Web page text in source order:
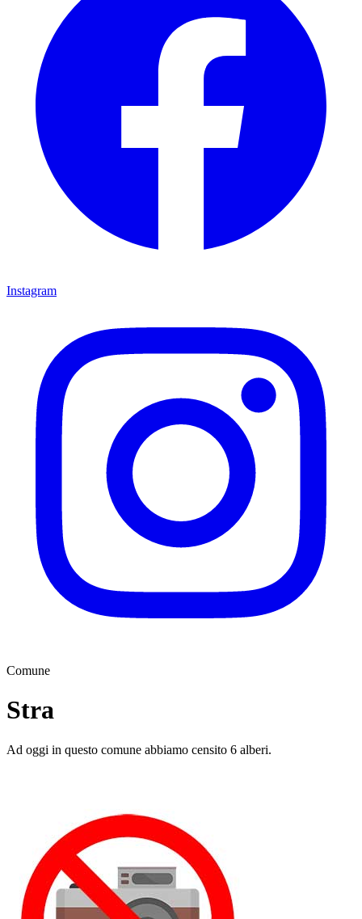
Instagram
Comune
Stra
Ad oggi in questo comune abbiamo censito 6 alberi.